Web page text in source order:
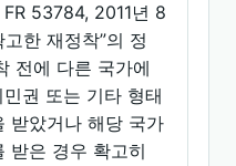
53784, 2011년 8
한 재정착”의 정
전에 다른 국가에
권 또는 기타 형태
받았거나 해당 국가
받은 경우 확고히